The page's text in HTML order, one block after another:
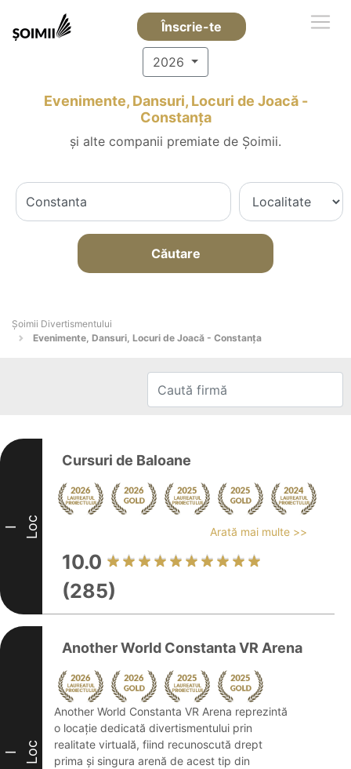
Înscrie-te
2026
Evenimente, Dansuri, Locuri de Joacă -
Constanţa
și alte companii premiate de Șoimii.
Căutare
Şoimii Divertismentului
Evenimente, Dansuri, Locuri de Joacă - Constanţa
I Loc
Cursuri de Baloane
Arată mai multe >>
10.0
(285)
I Loc
Another World Constanta VR Arena
Another World Constanta VR Arena reprezintă
o locație dedicată divertismentului prin
realitate virtuală, fiind recunoscută drept
prima și singura arenă de acest tip din